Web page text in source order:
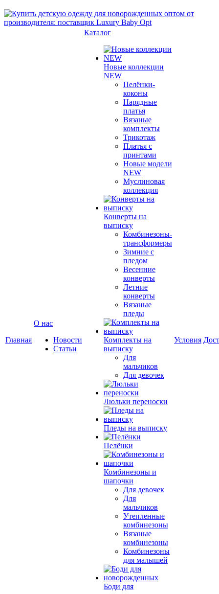
Главная
О нас
Новости
Статьи
Каталог
Новые коллекции
NEW
Пелёнки-
коконы
Нарядные
платья
Вязаные
комплекты
Трикотаж
Платья с
принтами
Новые модели
NEW
Муслиновая
коллекция
Конверты на
выписку
Комбинезоны-
трансформеры
Зимние с
пледом
Весенние
конверты
Летние
конверты
Вязаные
пледы
Комплекты на
выписку
Для
мальчиков
Для девочек
Люльки переноски
Пледы на выписку
Пелёнки
Комбинезоны и
шапочки
Для девочек
Для
мальчиков
Утепленные
комбинезоны
Вязаные
комбинезоны
Комбинезоны
для малышей
Боди для
Условия